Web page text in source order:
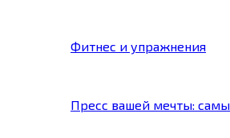
Фитнес и упражнения
Пресс вашей мечты: